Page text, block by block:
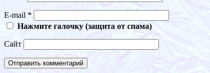
E-mail *
Нажмите галочку (защита от спама)
Сайт